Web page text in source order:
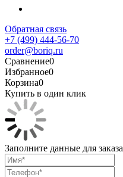
Обратная связь
+7 (499) 444-56-70
order@boriq.ru
Сравнение0
Избранное0
Корзина0
Купить в один клик
Заполните данные для заказа